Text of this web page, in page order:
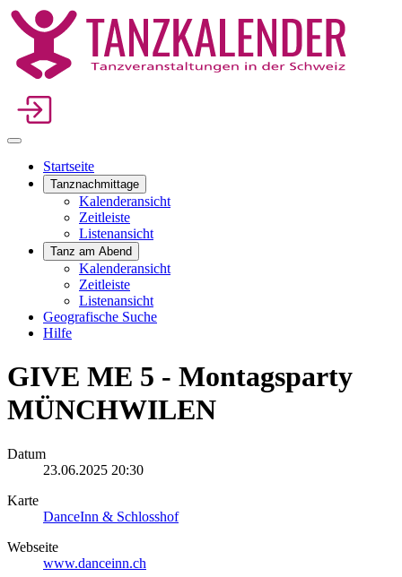
Startseite
Tanznachmittage
Kalenderansicht
Zeitleiste
Listenansicht
Tanz am Abend
Kalenderansicht
Zeitleiste
Listenansicht
Geografische Suche
Hilfe
GIVE ME 5 - Montagsparty
MÜNCHWILEN
Datum
23.06.2025 20:30
Karte
DanceInn & Schlosshof
Webseite
www.danceinn.ch